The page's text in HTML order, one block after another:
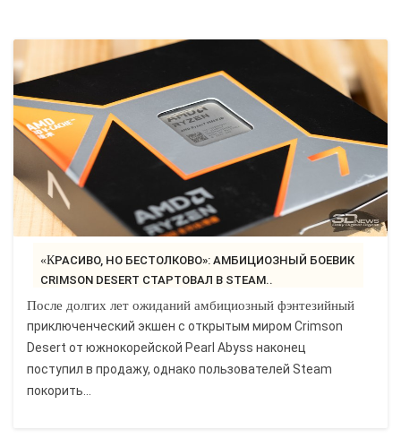
«КРАСИВО, НО БЕСТОЛКОВО»: АМБИЦИОЗНЫЙ БОЕВИК
CRIMSON DESERT СТАРТОВАЛ В STEAM..
После долгих лет ожиданий амбициозный фэнтезийный
приключенческий экшен с открытым миром Crimson
Desert от южнокорейской Pearl Abyss наконец
поступил в продажу, однако пользователей Steam
покорить...